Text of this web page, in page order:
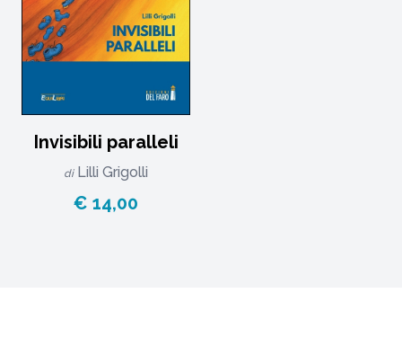
Invisibili paralleli
di Lilli Grigolli
€ 14,00